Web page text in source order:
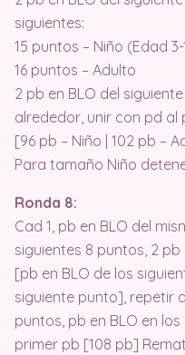
siguientes:
15 puntos – Niño (Edad
16 puntos – Adulto
2 pb en BLO del
alrededor, unir con pd al
[96 pb – Niño | 102 pb –
Para tamaño Niño
Ronda 8:
Cad 1, pb en BLO del
siguientes 8 puntos, 2
[pb en BLO de los
siguiente punto], repetir
puntos, pb en BLO en
primer pb [108 pb]